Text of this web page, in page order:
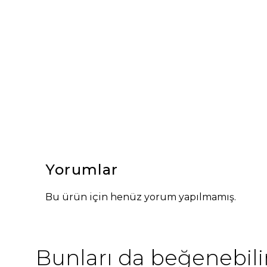
Yorumlar
Bu ürün için henüz yorum yapılmamış.
Bunları da